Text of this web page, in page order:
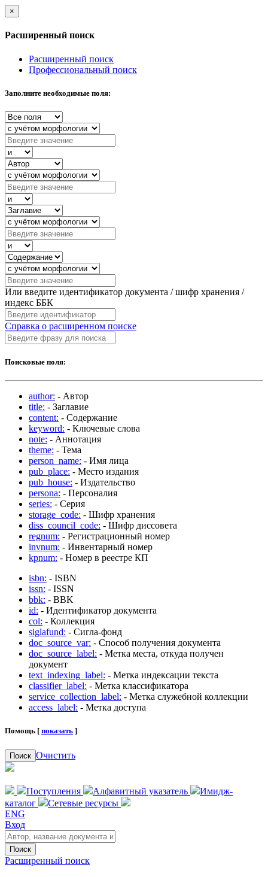
×
Расширенный поиск
Расширенный поиск
Профессиональный поиск
Заполните необходимые поля:
Или введите идентификатор документа / шифр хранения /
индекс ББК
Справка о расширенном поиске
Поисковые поля:
author: - Автор
title: - Заглавие
content: - Содержание
keyword: - Ключевые слова
note: - Аннотация
theme: - Тема
person_name: - Имя лица
pub_place: - Место издания
pub_house: - Издательство
persona: - Персоналия
series: - Серия
storage_code: - Шифр хранения
diss_council_code: - Шифр диссовета
regnum: - Регистрационный номер
invnum: - Инвентарный номер
kpnum: - Номер в реестре КП
isbn: - ISBN
issn: - ISSN
bbk: - BBK
id: - Идентификатор документа
col: - Коллекция
siglafund: - Сигла-фонд
doc_source_var: - Способ получения документа
doc_source_label: - Метка места, откуда получен
документ
text_indexing_label: - Метка индексации текста
classifier_label: - Метка классификатора
service_collection_label: - Метка служебной коллекции
access_label: - Метка доступа
Помощь [ показать ]
Поиск Очистить
Поступления Алфавитный указатель
Имидж-
каталог
Сетевые ресурсы
ENG
Вход
Поиск
Расширенный поиск